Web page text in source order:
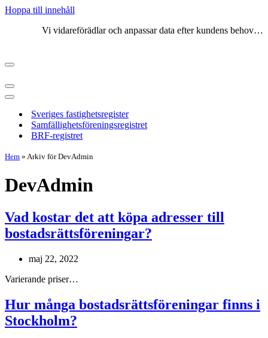
Hoppa till innehåll
Vi vidareförädlar och anpassar data efter kundens behov…
Sveriges fastighetsregister
Samfällighetsföreningsregistret
BRF-registret
Hem » Arkiv för DevAdmin
DevAdmin
Vad kostar det att köpa adresser till
bostadsrättsföreningar?
maj 22, 2022
Varierande priser…
Hur många bostadsrättsföreningar finns i
Stockholm?